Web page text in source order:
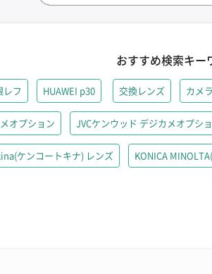
おすすめ検索キー
レフ HUAWEI p30 交換レンズ カメ
オプション JVCケンウッド デジカメオプシ
ケンコートキナ) レンズ KONICA